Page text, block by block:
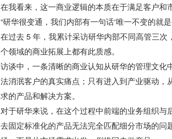
在我看来，这一商业逻辑的本质在于满足客户和
“研华很变通，我们内部有一句话‘唯一不变的就
在过去 5 年，我累计采访研华内部不同高管三
个领域的商业拓展上都有此质感。
访谈中，一条清晰的商业认知从研华的管理文
法消泯客户的真实痛点；只有进入到产业驱动
求的产品和解决方案。
对于研华来说，在这个过程中前端的业务组织
去固定标准化的产品无法完全匹配细分市场的